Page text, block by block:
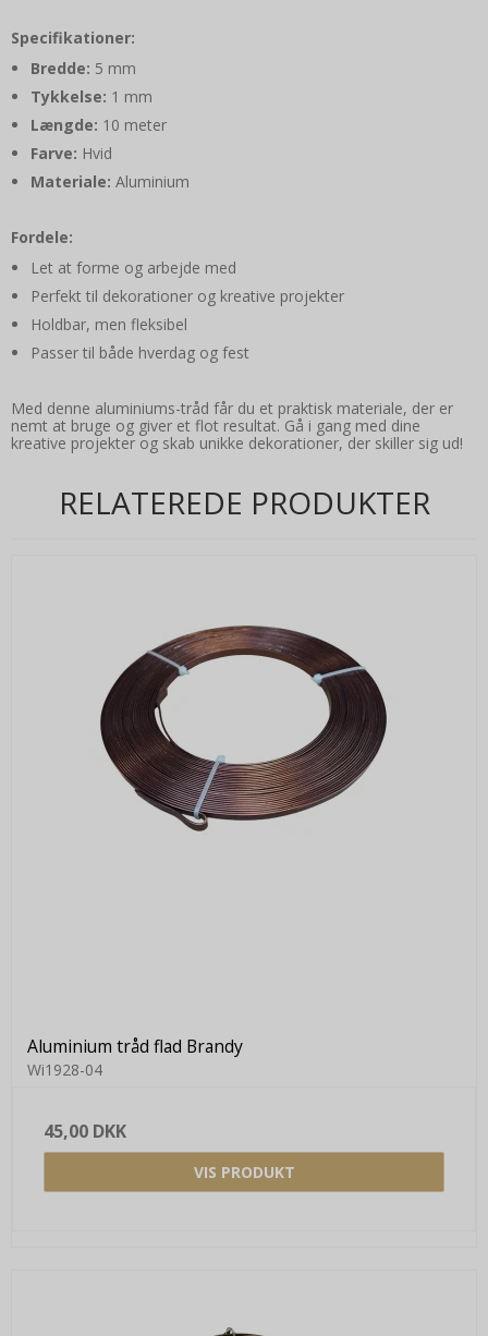
Specifikationer:
Bredde: 5 mm
Tykkelse: 1 mm
Længde: 10 meter
Farve: Hvid
Materiale: Aluminium
Fordele:
Let at forme og arbejde med
Perfekt til dekorationer og kreative projekter
Holdbar, men fleksibel
Passer til både hverdag og fest
Med denne aluminiums-tråd får du et praktisk materiale, der er
nemt at bruge og giver et flot resultat. Gå i gang med dine
kreative projekter og skab unikke dekorationer, der skiller sig ud!
RELATEREDE PRODUKTER
Aluminium tråd flad Brandy
Wi1928-04
45,00 DKK
VIS PRODUKT